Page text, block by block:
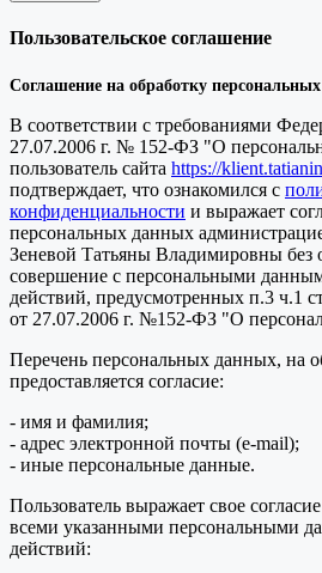
Пользовательское соглашение
Соглашение на обработку
В соответствии с требованиями
27.07.2006 г. № 152-ФЗ "О
пользователь сайта https://
подтверждает, что ознакомился с
конфиденциальности и выражает
персональных данных
Зеневой Татьяны Владимировны без
совершение с персональными
действий, предусмотренных п.3 ч.1
от 27.07.2006 г. №152-ФЗ "О
Перечень персональных данных, на
предоставляется согласие:
- имя и фамилия;
- адрес электронной почты (e-mail);
- иные персональные данные.
Пользователь выражает свое
всеми указанными персональными
действий: